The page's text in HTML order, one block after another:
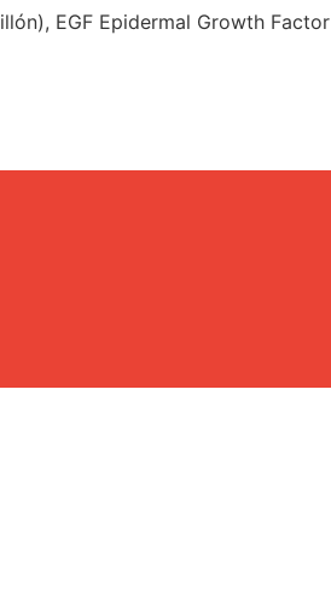
EGF Epidermal Growth